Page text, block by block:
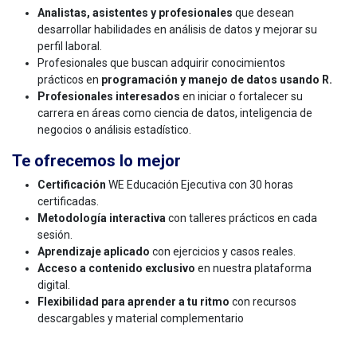
Analistas, asistentes y profesionales que desean
desarrollar habilidades en análisis de datos y mejorar su
perfil laboral.
Profesionales que buscan adquirir conocimientos
prácticos en programación y manejo de datos usando R.
Profesionales interesados en iniciar o fortalecer su
carrera en áreas como ciencia de datos, inteligencia de
negocios o análisis estadístico.
Te ofrecemos lo mejor
Certificación WE Educación Ejecutiva con 30 horas
certificadas.
Metodología interactivacon talleres prácticos en cada
sesión.
Aprendizaje aplicado con ejercicios y casos reales.
Acceso a contenido exclusivo en nuestra plataforma
digital.
Flexibilidad para aprender a tu ritmo con recursos
descargables y material complementario